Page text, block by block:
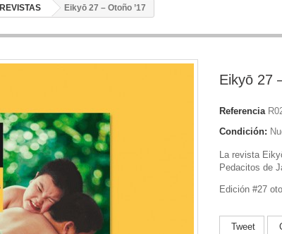
REVISTAS Eikyō 27 – Otoño ’17
Eikyō 27
Referencia
Condición:
La revista
Pedacitos de
Edición #27
Tweet